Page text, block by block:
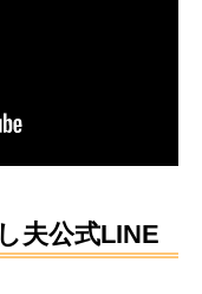
夫公式LINE